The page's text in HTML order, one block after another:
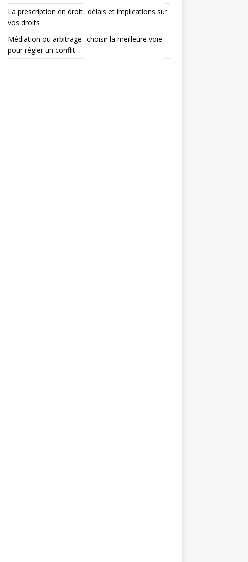
La prescription en droit : délais et implications sur
vos droits
Médiation ou arbitrage : choisir la meilleure voie
pour régler un conflit